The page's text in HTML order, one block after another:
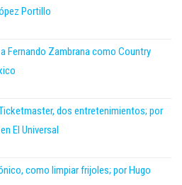
Portillo
Fernando Zambrana como Country
dos entretenimientos; por
El Universal
como limpiar frijoles; por Hugo